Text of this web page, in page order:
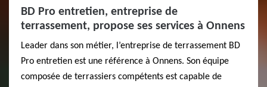
BD Pro entretien, entreprise de
terrassement, propose ses services à Onnens
Leader dans son métier, l’entreprise de terrassement BD
Pro entretien est une référence à Onnens. Son équipe
composée de terrassiers compétents est capable de